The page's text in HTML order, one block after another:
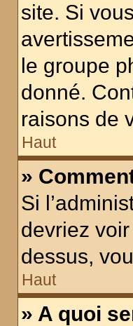
site. Si
le groupe
donné.
raisons de
Haut
»
Si
devriez
dessus,
Haut
» A quoi